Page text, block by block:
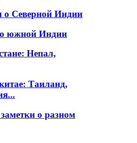
о Северной Индии
южной Индии
Непал,
Таиланд,
о разном